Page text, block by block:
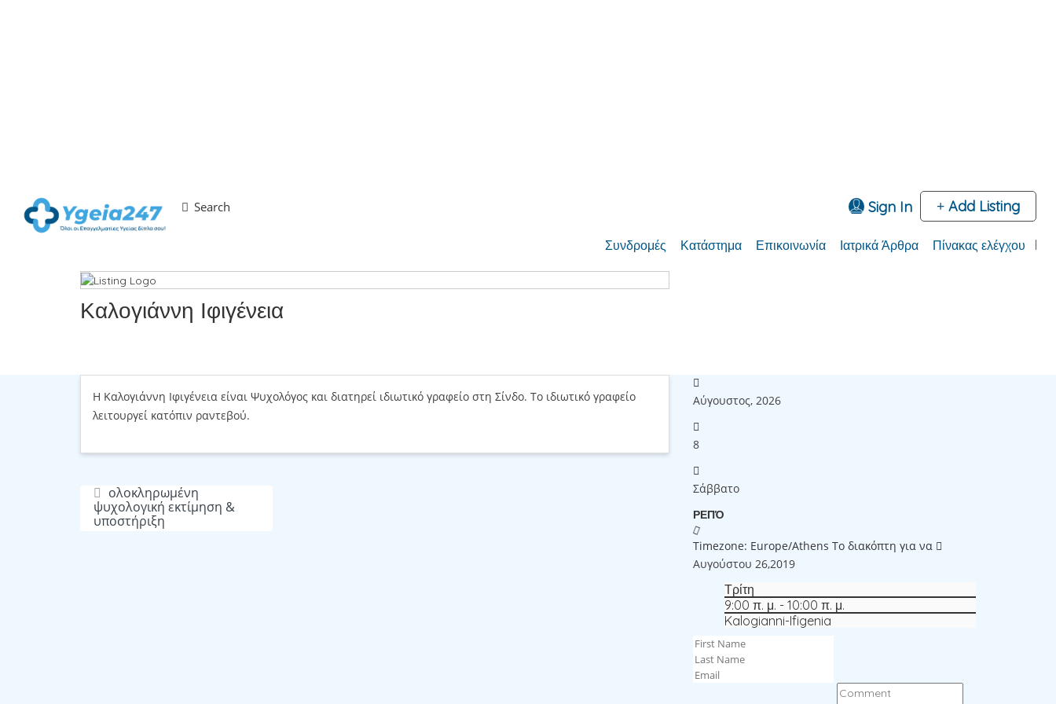
Search Sign In Add Listing
Συνδρομές Κατάστημα Επικοινωνία Ιατρικά Άρθρα Πίνακας ελέγχου
Καλογιάννη Ιφιγένεια
Save
Η Καλογιάννη Ιφιγένεια είναι Ψυχολόγος και διατηρεί ιδιωτικό γραφείο στη Σίνδο. Το ιδιωτικό γραφείο
λειτουργεί κατόπιν ραντεβού.
ολοκληρωμένη
ψυχολογική εκτίμηση &
υποστήριξη
Αύγουστος, 2026
8
Σάββατο
ΡΕΠΌ
Timezone: Europe/Athens Το διακόπτη για να
Αυγούστου 26,2019
Τρίτη
9:00 π. μ. - 10:00 π. μ.
Kalogianni-Ifigenia